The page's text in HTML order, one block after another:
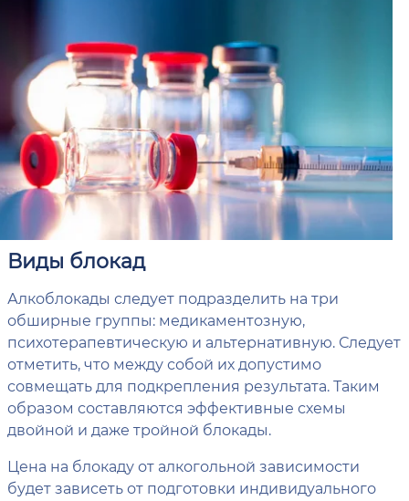
Виды блокад
Алкоблокады следует подразделить на три
обширные группы: медикаментозную,
психотерапевтическую и альтернативную. Следует
отметить, что между собой их допустимо
совмещать для подкрепления результата. Таким
образом составляются эффективные схемы
двойной и даже тройной блокады.
Цена на блокаду от алкогольной зависимости
будет зависеть от подготовки индивидуального